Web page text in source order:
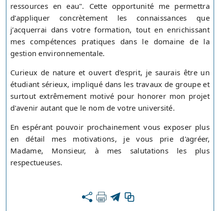
ressources en eau". Cette opportunité me permettra
d’appliquer concrètement les connaissances que
j’acquerrai dans votre formation, tout en enrichissant
mes compétences pratiques dans le domaine de la
gestion environnementale.
Curieux de nature et ouvert d'esprit, je saurais être un
étudiant sérieux, impliqué dans les travaux de groupe et
surtout extrêmement motivé pour honorer mon projet
d'avenir autant que le nom de votre université.
En espérant pouvoir prochainement vous exposer plus
en détail mes motivations, je vous prie d'agréer,
Madame, Monsieur, à mes salutations les plus
respectueuses.